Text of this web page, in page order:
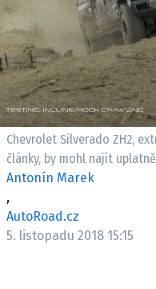
Chevrolet Silverado ZH2,
články, by mohl najít
Antonín Marek
,
AutoRoad.cz
5. listopadu 2018 15:15